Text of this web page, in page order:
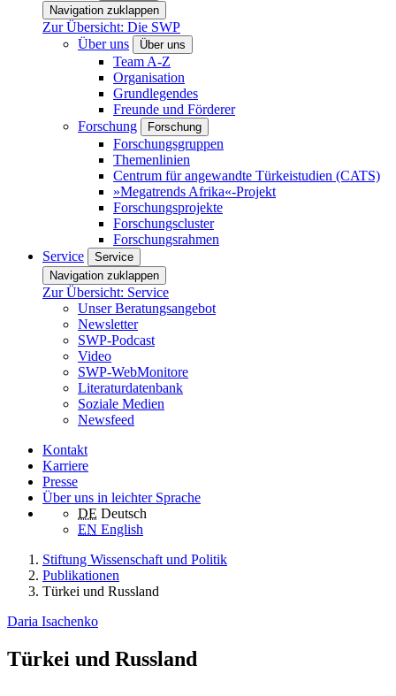
Navigation zuklappen
Zur Übersicht: Die SWP
Über uns
Über uns
Team A-Z
Organisation
Grundlegendes
Freunde und Förderer
Forschung
Forschung
Forschungsgruppen
Themenlinien
Centrum für angewandte Türkeistudien (CATS)
»Megatrends Afrika«-Projekt
Forschungsprojekte
Forschungscluster
Forschungsrahmen
Service
Service
Navigation zuklappen
Zur Übersicht: Service
Unser Beratungsangebot
Newsletter
SWP-Podcast
Video
SWP-WebMonitore
Literaturdatenbank
Soziale Medien
Newsfeed
Kontakt
Karriere
Presse
Über uns in leichter Sprache
DE Deutsch
EN English
Stiftung Wissenschaft und Politik
Publikationen
Türkei und Russland
Daria Isachenko
Türkei und Russland